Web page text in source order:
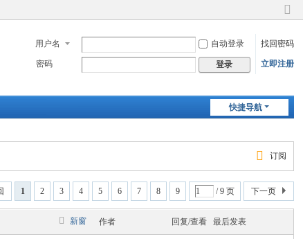
切
到
窄
版
用户名 自动登录 找回密码
密码 登录 立即注册
快捷导航
订阅
1 2 3 4 5 6 7 8 9 / 9 页 下一页
新窗 作者 回复/查看 最后发表